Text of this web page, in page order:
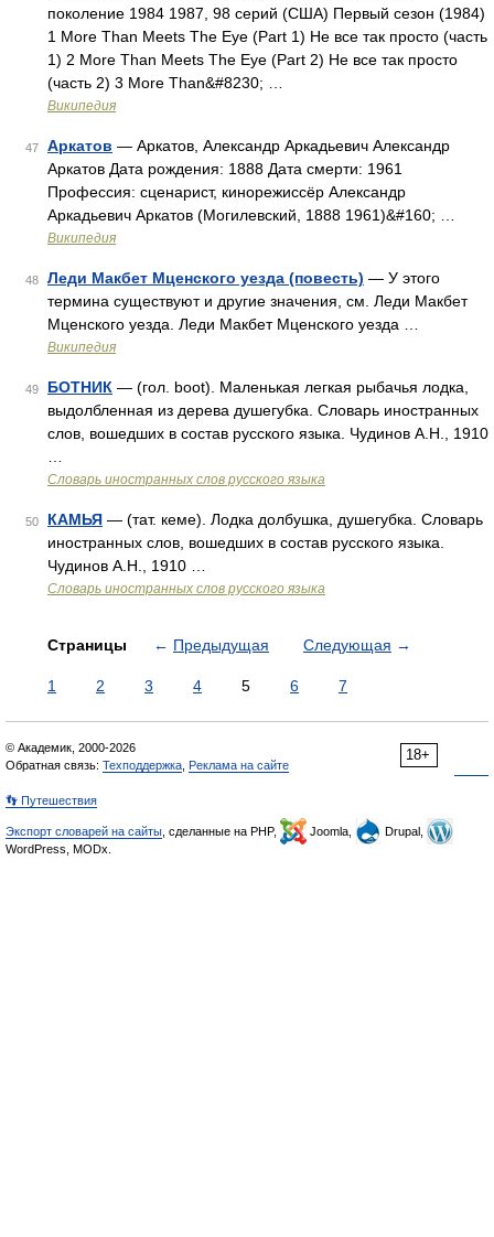
поколение 1984 1987, 98 серий (США) Первый сезон (1984)
1 More Than Meets The Eye (Part 1) Не все так просто (часть
1) 2 More Than Meets The Eye (Part 2) Не все так просто
(часть 2) 3 More Than&#8230; …
Википедия
47 Аркатов — Аркатов, Александр Аркадьевич Александр
Аркатов Дата рождения: 1888 Дата смерти: 1961
Профессия: сценарист, кинорежиссёр Александр
Аркадьевич Аркатов (Могилевский, 1888 1961)&#160; …
Википедия
48 Леди Макбет Мценского уезда (повесть) — У этого
термина существуют и другие значения, см. Леди Макбет
Мценского уезда. Леди Макбет Мценского уезда …
Википедия
49 БОТНИК — (гол. boot). Маленькая легкая рыбачья лодка,
выдолбленная из дерева душегубка. Словарь иностранных
слов, вошедших в состав русского языка. Чудинов А.Н., 1910
Словарь иностранных слов русского языка
50 КАМЬЯ — (тат. кеме). Лодка долбушка, душегубка. Словарь
иностранных слов, вошедших в состав русского языка.
Чудинов А.Н., 1910 …
Словарь иностранных слов русского языка
Страницы ← Предыдущая Следующая →
1 2 3 4 5 6 7
18+
© Академик, 2000-2026
Обратная связь: Техподдержка Реклама на сайте
👣 Путешествия
Экспорт словарей на сайты , сделанные на PHP, Joomla,
Drupal,
WordPress, MODx.